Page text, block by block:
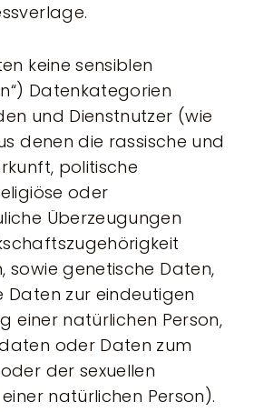
keine sensiblen
Datenkategorien
und Dienstnutzer (wie
denen die rassische und
politische
oder
Überzeugungen
sowie genetische Daten,
Daten zur eindeutigen
einer natürlichen Person,
oder Daten zum
der sexuellen
natürlichen Person).